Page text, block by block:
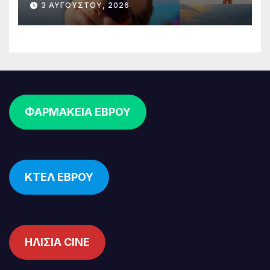
3 ΑΥΓΟΎΣΤΟΥ, 2026
ΦΑΡΜΑΚΕΙΑ ΕΒΡΟΥ
ΚΤΕΛ ΕΒΡΟΥ
ΗΛΙΣΙΑ CINE